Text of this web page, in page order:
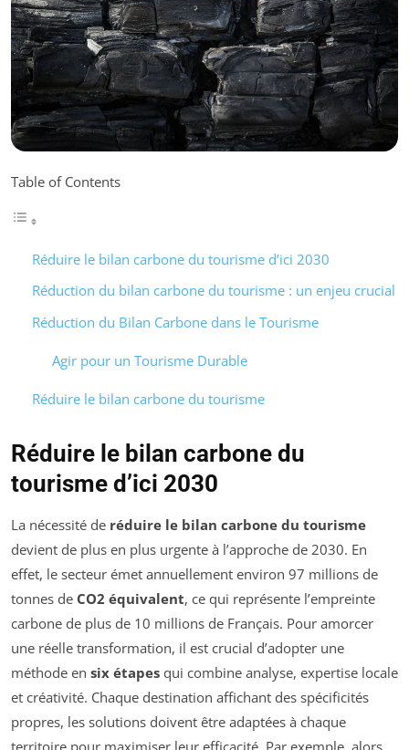
Table of Contents
Réduire le bilan carbone du tourisme d’ici 2030
Réduction du bilan carbone du tourisme : un enjeu crucial
Réduction du Bilan Carbone dans le Tourisme
Agir pour un Tourisme Durable
Réduire le bilan carbone du tourisme
Réduire le bilan carbone du
tourisme d’ici 2030
La nécessité de réduire le bilan carbone du tourisme
devient de plus en plus urgente à l’approche de 2030. En
effet, le secteur émet annuellement environ 97 millions de
tonnes de CO2 équivalent, ce qui représente l’empreinte
carbone de plus de 10 millions de Français. Pour amorcer
une réelle transformation, il est crucial d’adopter une
méthode en six étapes qui combine analyse, expertise locale
et créativité. Chaque destination affichant des spécificités
propres, les solutions doivent être adaptées à chaque
territoire pour maximiser leur efficacité. Par exemple, alors